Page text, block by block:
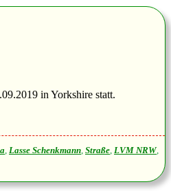
in Yorkshire statt.
, Lasse Schenkmann, Straße, LVM NRW,